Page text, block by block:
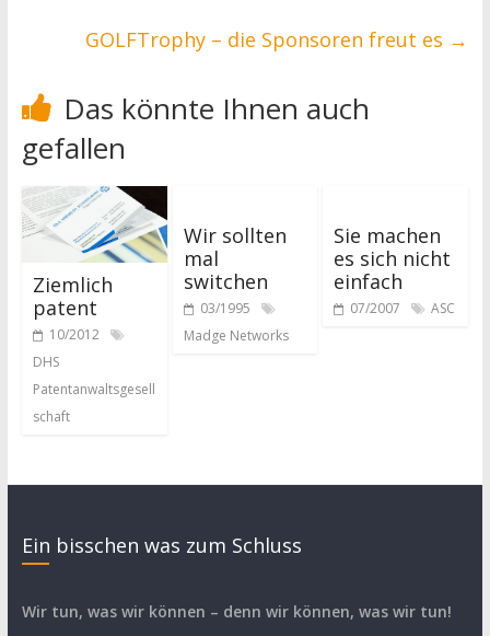
GOLFTrophy – die Sponsoren freut es →
Das könnte Ihnen auch
gefallen
Ziemlich
patent
10/2012
DHS
Patentanwaltsgesell
schaft
Wir sollten
mal
switchen
03/1995
Madge Networks
Sie machen
es sich nicht
einfach
07/2007 ASC
Ein bisschen was zum Schluss
Wir tun, was wir können – denn wir können, was wir tun!